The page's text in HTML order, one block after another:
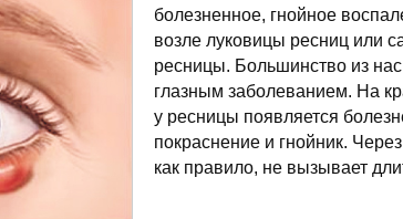
болезненное, гнойное
возле луковицы ресниц или
ресницы. Большинство из
глазным заболеванием. На
у ресницы появляется
покраснение и гнойник.
как правило, не вызывает